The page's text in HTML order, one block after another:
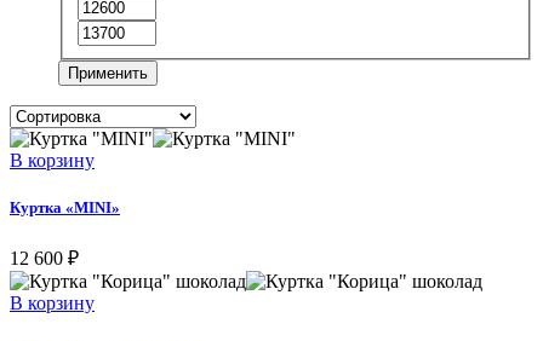
Применить
В корзинуЭтот
имеет
можно
выбрать
Куртка «MINI»
12 600 ₽
В корзинуЭтот